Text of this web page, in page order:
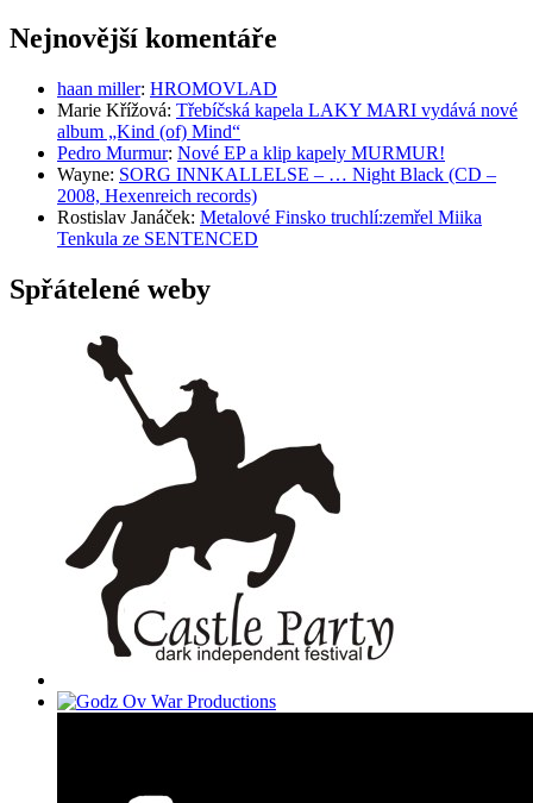
Nejnovější komentáře
haan miller: HROMOVLAD
Marie Křížová: Třebíčská kapela LAKY MARI vydává nové
album „Kind (of) Mind“
Pedro Murmur: Nové EP a klip kapely MURMUR!
Wayne: SORG INNKALLELSE – … Night Black (CD –
2008, Hexenreich records)
Rostislav Janáček: Metalové Finsko truchlí:zemřel Miika
Tenkula ze SENTENCED
Spřátelené weby